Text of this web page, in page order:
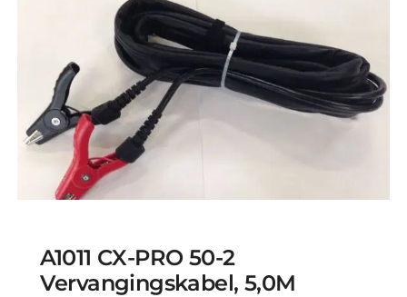
A1011 CX-PRO 50-2
Vervangingskabel, 5,0M